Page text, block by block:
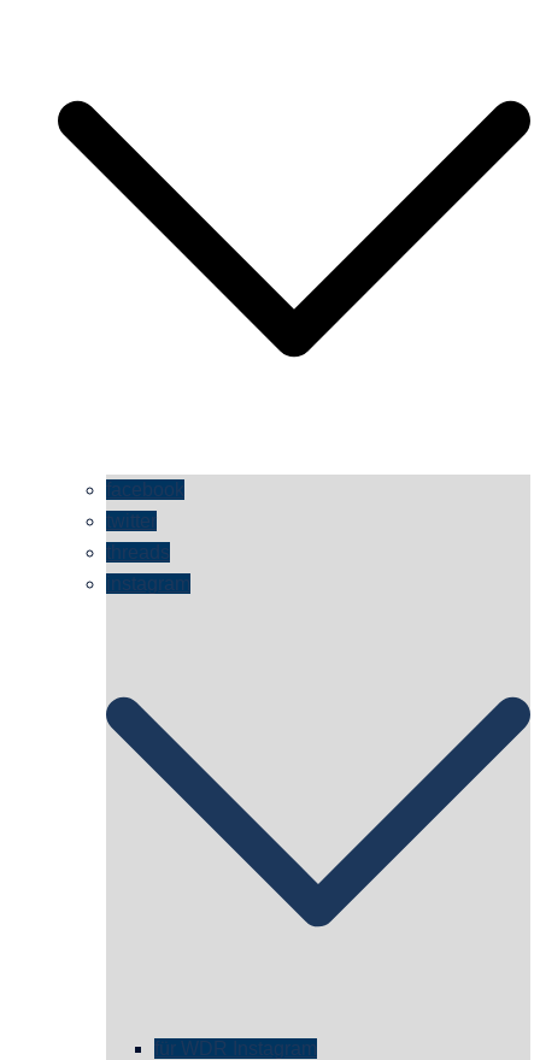
facebook
twitter
threads
instagram
für WDR Instagram